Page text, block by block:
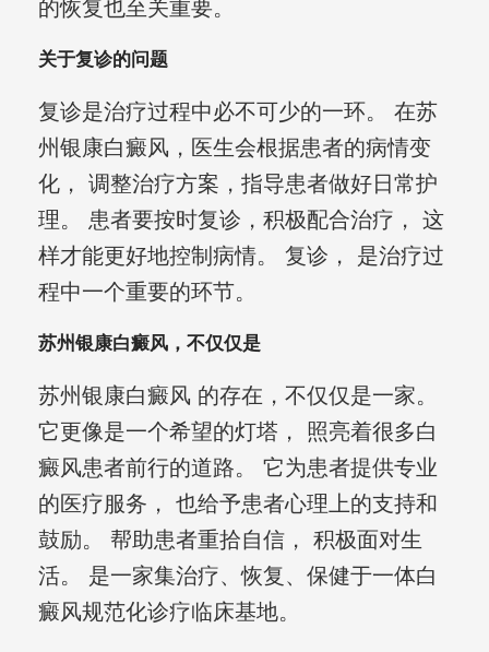
的恢复也至关重要。
关于复诊的问题
复诊是治疗过程中必不可少的一环。 在苏
州银康白癜风，医生会根据患者的病情变
化， 调整治疗方案，指导患者做好日常护
理。 患者要按时复诊，积极配合治疗， 这
样才能更好地控制病情。 复诊， 是治疗过
程中一个重要的环节。
苏州银康白癜风，不仅仅是
苏州银康白癜风 的存在，不仅仅是一家。
它更像是一个希望的灯塔， 照亮着很多白
癜风患者前行的道路。 它为患者提供专业
的医疗服务， 也给予患者心理上的支持和
鼓励。 帮助患者重拾自信， 积极面对生
活。 是一家集治疗、恢复、保健于一体白
癜风规范化诊疗临床基地。